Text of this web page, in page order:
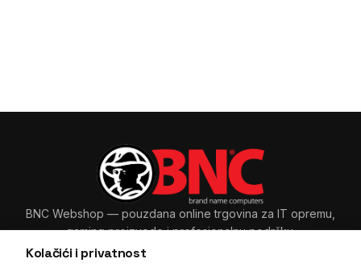
Kolačići i privatnost
BNC Webshop — pouzdana online trgovina za IT opremu,
gaming proizvode i profesionalnu podršku.